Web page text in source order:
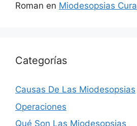
Roman en Miodesopsias Cura
Categorías
Causas De Las Miodesopsias
Operaciones
Qué Son Las Miodesopsias